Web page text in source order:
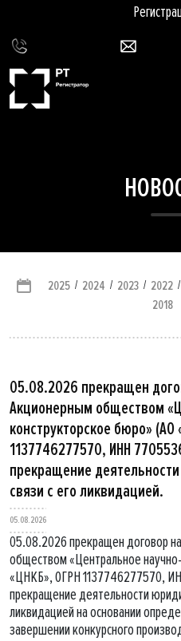
2025 / 2024 / 2023 / 2022 /
2018
05.08.2026 прекращен
Акционерным обществом
конструкторское бюро»
1137746277570, ИНН
прекращение
связи с его ликвидацией.
05.08.2026
05.08.2026 прекращен договор
обществом «Центральное
«ЦНКБ», ОГРН 1137746277570,
прекращение деятельности
ликвидацией на основании
завершении конкурсного